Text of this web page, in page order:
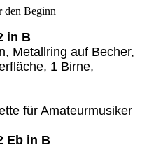
den Beginn
in B
Metallring auf Becher,
1 Birne,
für Amateurmusiker
Eb in B